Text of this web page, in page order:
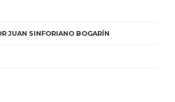
JUAN SINFORIANO BOGARÍN